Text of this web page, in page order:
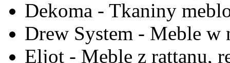
Dekoma - Tkaniny
Drew System - Meble w
Eljot - Meble z rattanu,